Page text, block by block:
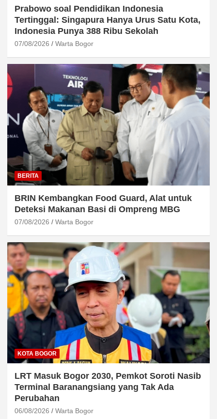
Prabowo soal Pendidikan Indonesia
Tertinggal: Singapura Hanya Urus Satu Kota,
Indonesia Punya 388 Ribu Sekolah
07/08/2026 Warta Bogor
BERITA
BRIN Kembangkan Food Guard, Alat untuk
Deteksi Makanan Basi di Ompreng MBG
07/08/2026 Warta Bogor
KOTA BOGOR
LRT Masuk Bogor 2030, Pemkot Soroti Nasib
Terminal Baranangsiang yang Tak Ada
Perubahan
06/08/2026 Warta Bogor